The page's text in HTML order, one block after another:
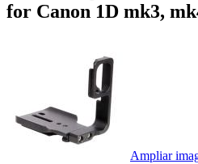
for Canon 1D mk3,
Ampliar